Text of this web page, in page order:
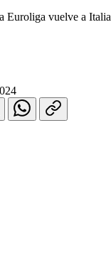
Euroliga vuelve a Italia